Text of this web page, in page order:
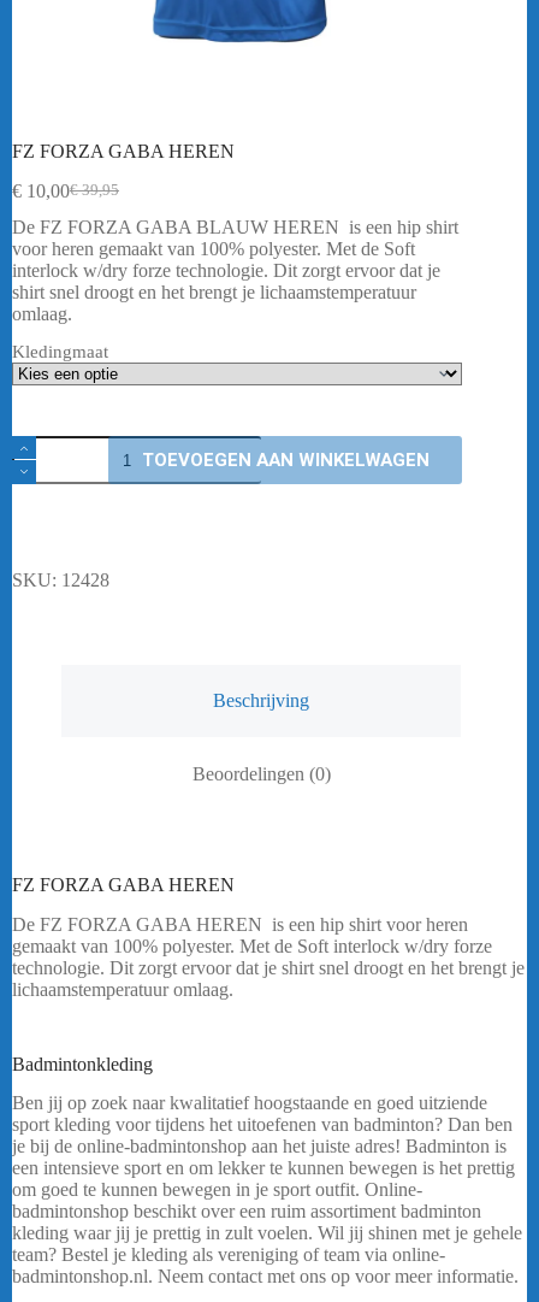
FZ FORZA GABA HEREN
€39,95
Oorspronkelijke
prijs
was:
€ 39,95.
€ 10,00Huidige
prijs
is:
€ 10,00.
De FZ FORZA GABA BLAUW HEREN is een hip shirt
voor heren gemaakt van 100% polyester. Met de Soft
interlock w/dry forze technologie. Dit zorgt ervoor dat je
shirt snel droogt en het brengt je lichaamstemperatuur
omlaag.
Kledingmaat
FZ
FORZA
GABA
TOEVOEGEN AAN WINKELWAGEN
SKU: 12428
Beschrijving
Beoordelingen (0)
FZ FORZA GABA HEREN
De FZ FORZA GABA HEREN is een hip shirt voor heren
gemaakt van 100% polyester. Met de Soft interlock w/dry forze
technologie. Dit zorgt ervoor dat je shirt snel droogt en het brengt je
lichaamstemperatuur omlaag.
Badmintonkleding
Ben jij op zoek naar kwalitatief hoogstaande en goed uitziende
sport kleding voor tijdens het uitoefenen van badminton? Dan ben
je bij de online-badmintonshop aan het juiste adres! Badminton is
een intensieve sport en om lekker te kunnen bewegen is het prettig
om goed te kunnen bewegen in je sport outfit. Online-
badmintonshop beschikt over een ruim assortiment badminton
kleding waar jij je prettig in zult voelen. Wil jij shinen met je gehele
team? Bestel je kleding als vereniging of team via online-
badmintonshop.nl. Neem contact met ons op voor meer informatie.